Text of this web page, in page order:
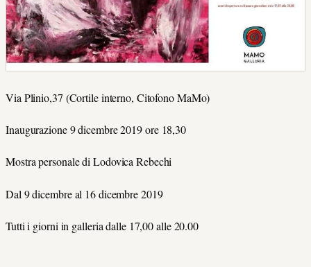
Via Plinio,37 (Cortile interno, Citofono MaMo)
Inaugurazione 9 dicembre 2019 ore 18,30
Mostra personale di Lodovica Rebechi
Dal 9 dicembre al 16 dicembre 2019
Tutti i giorni in galleria dalle 17,00 alle 20.00